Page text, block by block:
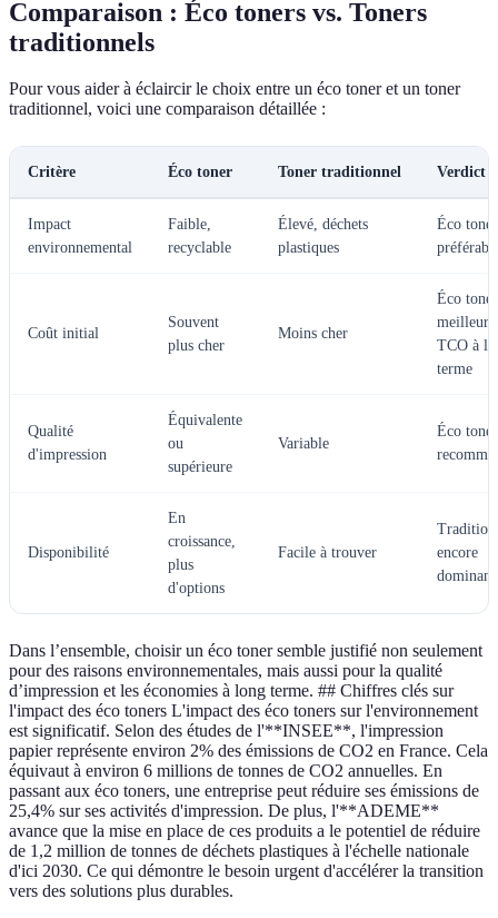
Comparaison : Éco toners vs. Toners
traditionnels
Pour vous aider à éclaircir le choix entre un éco toner et un toner
traditionnel, voici une comparaison détaillée :
Critère Éco toner Toner traditionnel Verdict
Impact
environnemental
Faible,
recyclable
Élevé, déchets
plastiques
Éco toner
Coût initial
Souvent
plus cher
Moins cher
Éco
meilleur
TCO à
terme
Qualité
d'impression
Équivalente
ou
supérieure
Variable
Éco toner
Disponibilité
En
croissance,
plus
d'options
Facile à trouver
encore
dominant
Dans l’ensemble, choisir un éco toner semble justifié non seulement
pour des raisons environnementales, mais aussi pour la qualité
d’impression et les économies à long terme. ## Chiffres clés sur
l'impact des éco toners L'impact des éco toners sur l'environnement
est significatif. Selon des études de l'**INSEE**, l'impression
papier représente environ 2% des émissions de CO2 en France. Cela
équivaut à environ 6 millions de tonnes de CO2 annuelles. En
passant aux éco toners, une entreprise peut réduire ses émissions de
25,4% sur ses activités d'impression. De plus, l'**ADEME**
avance que la mise en place de ces produits a le potentiel de réduire
de 1,2 million de tonnes de déchets plastiques à l'échelle nationale
d'ici 2030. Ce qui démontre le besoin urgent d'accélérer la transition
vers des solutions plus durables.